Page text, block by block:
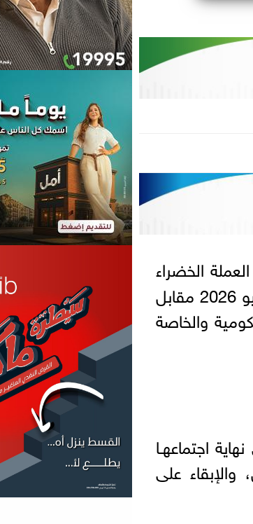
الخضراء
التي شهدت ارتفاعًا بمنتصف تعاملات اليوم الأربعاء 3 يونيو 2026 مقابل
والخاصة
اجتماعهـا
والإبقاء على